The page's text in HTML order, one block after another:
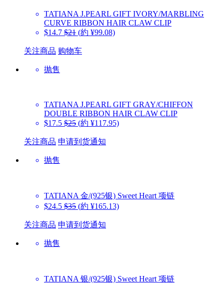
TATIANA J.PEARL GIFT IVORY/MARBLING
CURVE RIBBON HAIR CLAW CLIP
$14.7 $21 (約 ¥99.08)
关注商品 购物车
抛售
TATIANA J.PEARL GIFT GRAY/CHIFFON
DOUBLE RIBBON HAIR CLAW CLIP
$17.5 $25 (約 ¥117.95)
关注商品 申请到货通知
抛售
TATIANA 金/(925银) Sweet Heart 项链
$24.5 $35 (約 ¥165.13)
关注商品 申请到货通知
抛售
TATIANA 银/(925银) Sweet Heart 项链